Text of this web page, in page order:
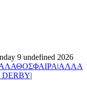
9 undefined 2026
|ΑΛΛΑ
DERBY|